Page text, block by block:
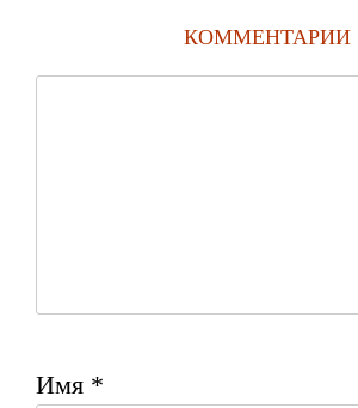
КОММЕНТАРИИ
Имя *